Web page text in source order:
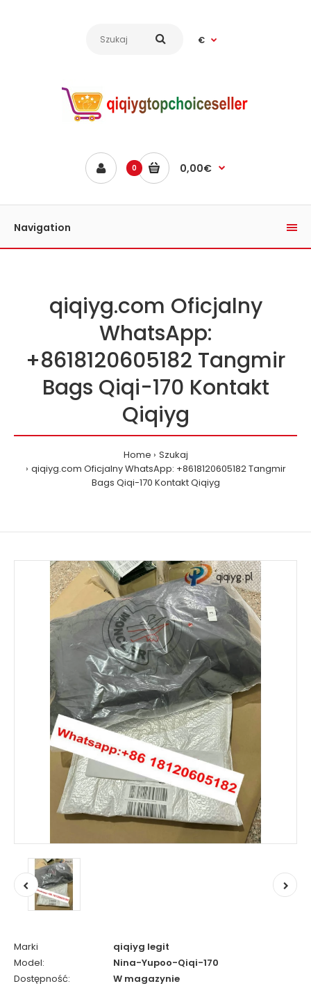
€
0 0,00€
Navigation
qiqiyg.com Oficjalny
WhatsApp:
+8618120605182 Tangmir
Bags Qiqi-170 Kontakt
Qiqiyg
Home
Szukaj
qiqiyg.com Oficjalny WhatsApp: +8618120605182 Tangmir
Bags Qiqi-170 Kontakt Qiqiyg
Marki
qiqiyg legit
Model:
Nina-Yupoo-Qiqi-170
Dostępność:
W magazynie